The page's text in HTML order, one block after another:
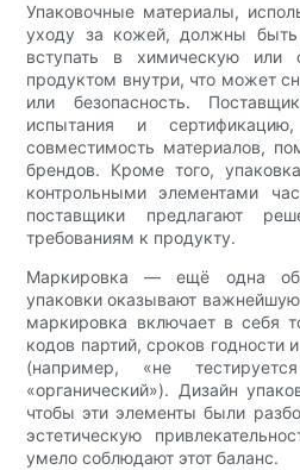
Упаковочные материалы,
уходу за кожей, должны
вступать в химическую или
продуктом внутри, что может
или безопасность.
испытания и
совместимость материалов,
брендов. Кроме того,
контрольными элементами
поставщики предлагают
требованиям к продукту.
Маркировка — ещё одна
упаковки оказывают
маркировка включает в себя
кодов партий, сроков годности
(например, «не
«органический»). Дизайн
чтобы эти элементы были
эстетическую
умело соблюдают этот баланс.